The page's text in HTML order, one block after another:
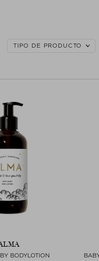
TIPO DE PRODUCTO
BODYLOTION